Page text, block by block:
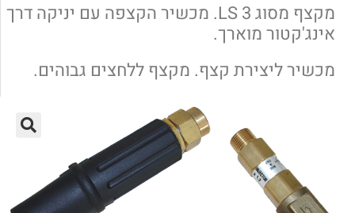
מקצף מסוג LS 3. מכשיר הקצפה עם יניקה דרך
מוארך.
קצף. מקצף ללחצים גבוהים.